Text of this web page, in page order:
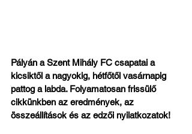
Pályán a Szent Mihály FC csapatai a
kicsiktől a nagyokig, hétfőtől vasárnapig
pattog a labda. Folyamatosan frissülő
cikkünkben az eredmények, az
összeállítások és az edzői nyilatkozatok!